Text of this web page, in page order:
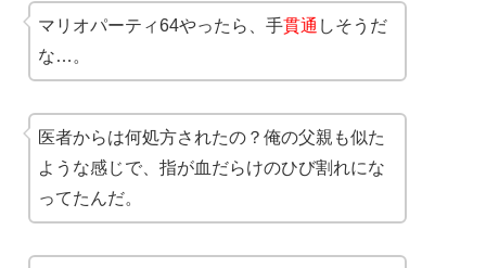
マリオパーティ64やったら、手貫通 しそうだ
な…。
医者からは何処方されたの？俺の父親も似た
ような感じで、指が血だらけのひび割れにな
ってたんだ。